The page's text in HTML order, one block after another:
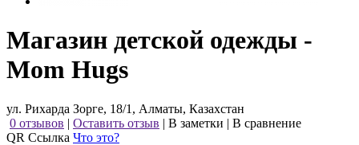
Магазин детской одежды -
Mom Hugs
ул. Рихарда Зорге, 18/1, Алматы, Казахстан
0 отзывов | Оставить отзыв | В заметки | В сравнение
QR Ссылка Что это?